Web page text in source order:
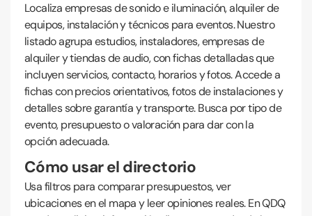
Localiza empresas de sonido e iluminación, alquiler de
equipos, instalación y técnicos para eventos. Nuestro
listado agrupa estudios, instaladores, empresas de
alquiler y tiendas de audio, con fichas detalladas que
incluyen servicios, contacto, horarios y fotos. Accede a
fichas con precios orientativos, fotos de instalaciones y
detalles sobre garantía y transporte. Busca por tipo de
evento, presupuesto o valoración para dar con la
opción adecuada.
Cómo usar el directorio
Usa filtros para comparar presupuestos, ver
ubicaciones en el mapa y leer opiniones reales. En QDQ